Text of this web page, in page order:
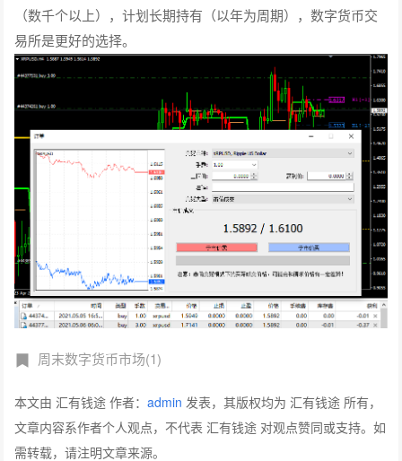
（数千个以上），计划长期持有（以年为周期），数字货币交
易所是更好的选择。
周末数字货币市场(1)
本文由 汇有钱途 作者：admin 发表，其版权均为 汇有钱途 所有，
文章内容系作者个人观点，不代表 汇有钱途 对观点赞同或支持。如
需转载，请注明文章来源。